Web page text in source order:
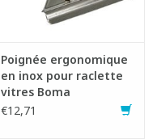
Poignée ergonomique
en inox pour raclette
vitres Boma
€12,71